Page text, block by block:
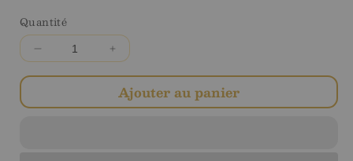
Quantité
Diminuer
la
pour
Augmenter
la
quantité
pour
Ajouter au panier